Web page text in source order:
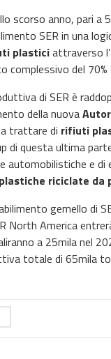
scorso anno, pari a
SER in una
plasticiattraverso
complessivo del
di SER è
della nuova
trattare di rifiuti
questa ultima
automobilistiche e
plastiche riciclate da
gemello di
North America
a 25mila nel
totale di 65mila